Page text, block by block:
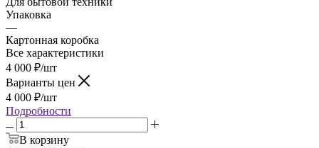
Упаковка
—
Картонная коробка
Все характеристики
4 000 ₽/шт
Варианты цен
4 000 ₽/шт
Подробности
В корзину